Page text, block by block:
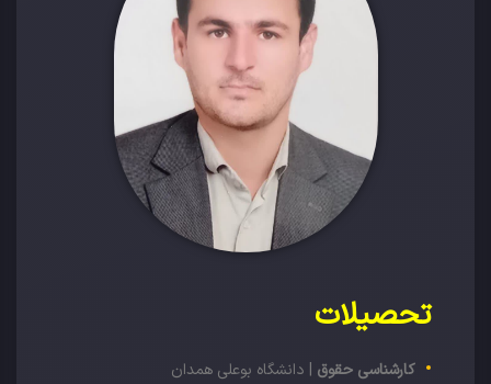
تحصیلات
کارشناسی حقوق | دانشگاه بوعلی همدان